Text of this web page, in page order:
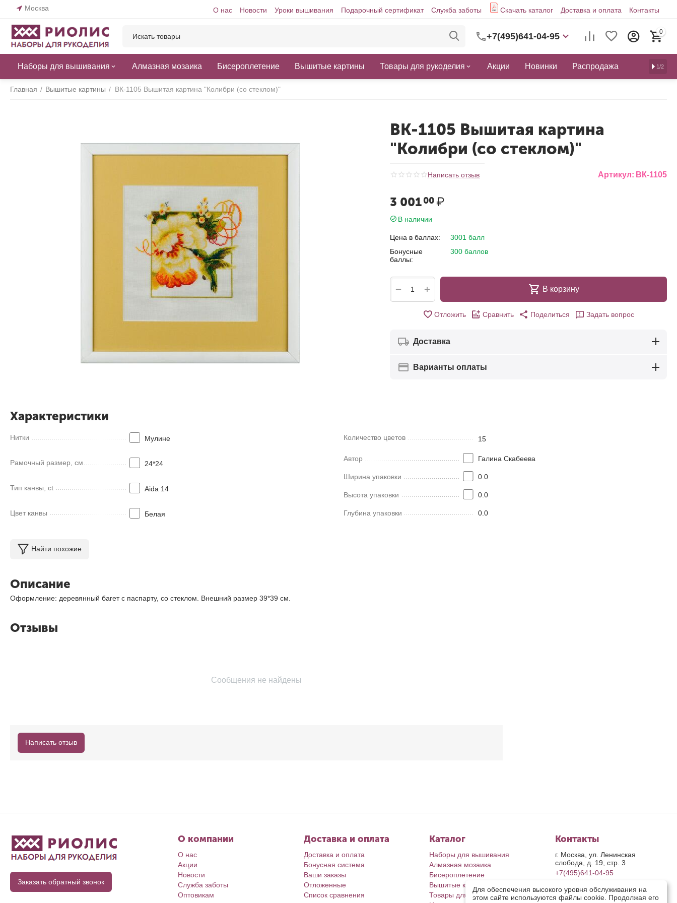
Москва О нас Новости Уроки вышивания Подарочный сертификат Служба заботы Скачать каталог Доставка и оплата Контакты
+7(495)641-04-95 0
Наборы для вышивания Алмазная мозаика Бисероплетение Вышитые картины Товары для рукоделия Акции Новинки Распродажа 1/2
Главная / Вышитые картины / ВК-1105 Вышитая картина "Колибри (со стеклом)"
ВК-1105 Вышитая картина
"Колибри (со стеклом)"
Написать отзыв Артикул: ВК-1105
3 00100₽
В наличии
Цена в баллах:
3001 балл
Бонусные
баллы:
300 баллов
+
− В корзину
Отложить Сравнить Поделиться Задать вопрос
Доставка
Варианты оплаты
Характеристики
Нитки Мулинe
Рамочный размер, см 24*24
Тип канвы, ct Aida 14
Цвет канвы Белая
Количество цветов 15
Автор Галина Скабеева
Ширина упаковки 0.0
Высота упаковки 0.0
Глубина упаковки 0.0
Найти похожие
Описание
Оформление: деревянный багет с паспарту, со стеклом. Внешний размер 39*39 см.
Отзывы
Сообщения не найдены
Написать отзыв
Заказать обратный звонок
О компании
О нас
Акции
Новости
Служба заботы
Оптовикам
Доставка и оплата
Доставка и оплата
Бонусная система
Ваши заказы
Отложенные
Список сравнения
Каталог
Наборы для вышивания
Алмазная мозаика
Бисероплетение
Вышитые картины
Товары для рукоделия
Контакты
г. Москва, ул. Ленинская
слобода, д. 19, стр. 3
+7(495)641-04-95
сб, вс: выходные дни
Для обеспечения высокого уровня обслуживания на
этом сайте используются файлы cookie. Продолжая его